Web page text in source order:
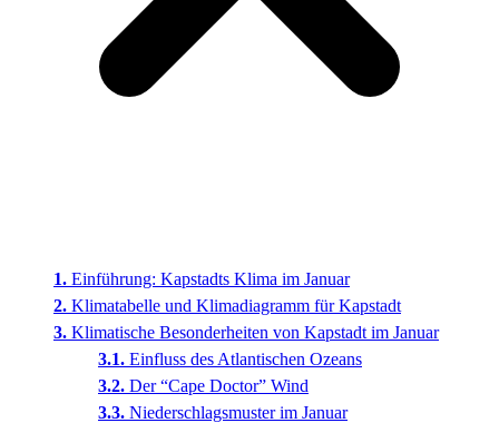
Einführung: Kapstadts Klima im Januar
Klimatabelle und Klimadiagramm für Kapstadt
Klimatische Besonderheiten von Kapstadt im Januar
Einfluss des Atlantischen Ozeans
Der “Cape Doctor” Wind
Niederschlagsmuster im Januar